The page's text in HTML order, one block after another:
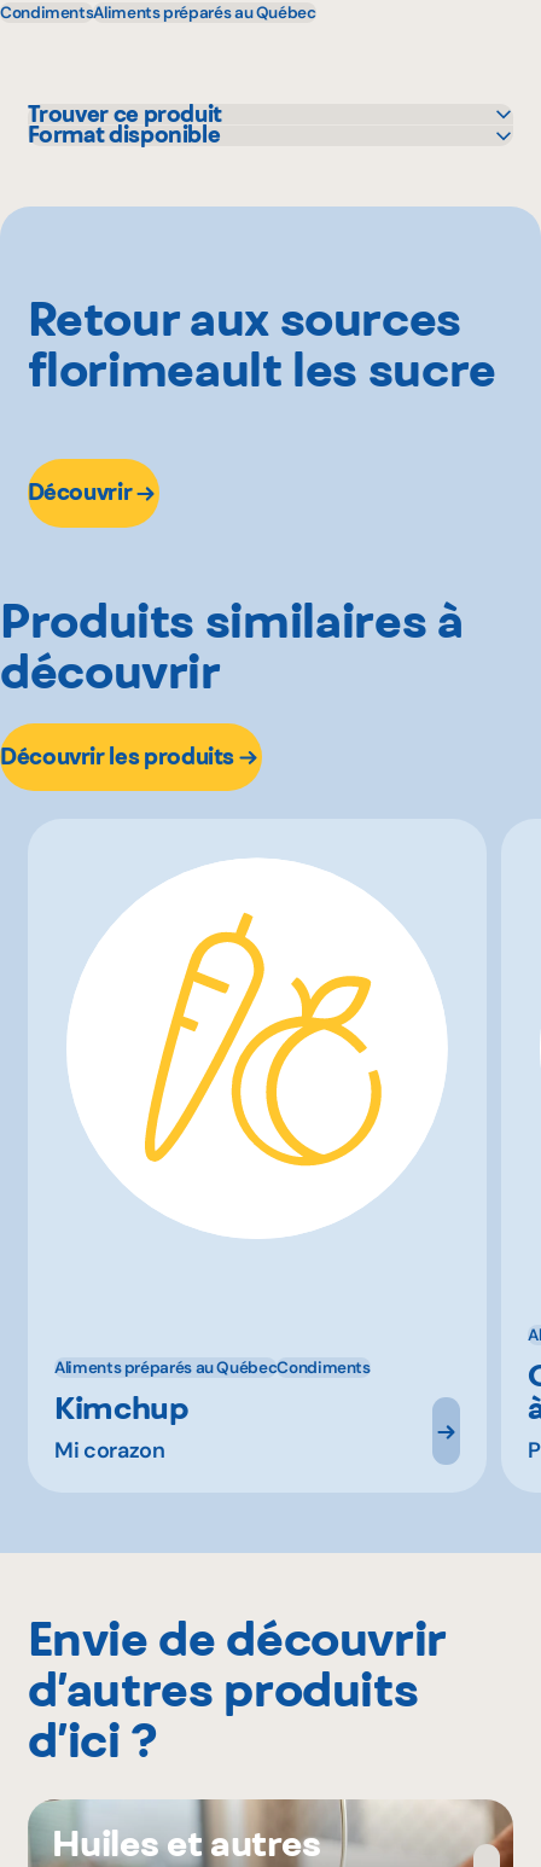
CondimentsAliments préparés au Québec
Trouver ce produit
IGA
Provigo
Format disponible
Retour aux sources
florimeault les sucre
Découvrir
Produits similaires à
découvrir
Découvrir les produits
Aliments préparés au QuébecCondiments
Kimchup
Mi corazon
Envie de découvrir
d’autres produits
d’ici ?
Huiles et autres